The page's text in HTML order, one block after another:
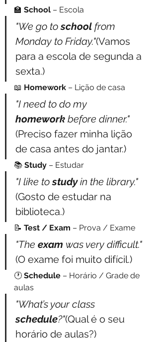
🏫 School – Escola
"We go to school from
Monday to Friday."(Vamos
para a escola de segunda a
sexta.)
📖 Homework – Lição de casa
"I need to do my
homework before dinner."
(Preciso fazer minha lição
de casa antes do jantar.)
📚 Study – Estudar
"I like to study in the library."
(Gosto de estudar na
biblioteca.)
📝 Test / Exam – Prova / Exame
"The exam was very difficult."
(O exame foi muito difícil.)
🕐 Schedule – Horário / Grade de
aulas
"What’s your class
schedule?"(Qual é o seu
horário de aulas?)